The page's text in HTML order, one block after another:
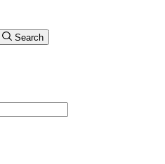
Search